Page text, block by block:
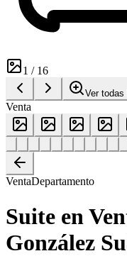
1 / 16
Ver
Venta
VentaDepartamento
Suite en
González